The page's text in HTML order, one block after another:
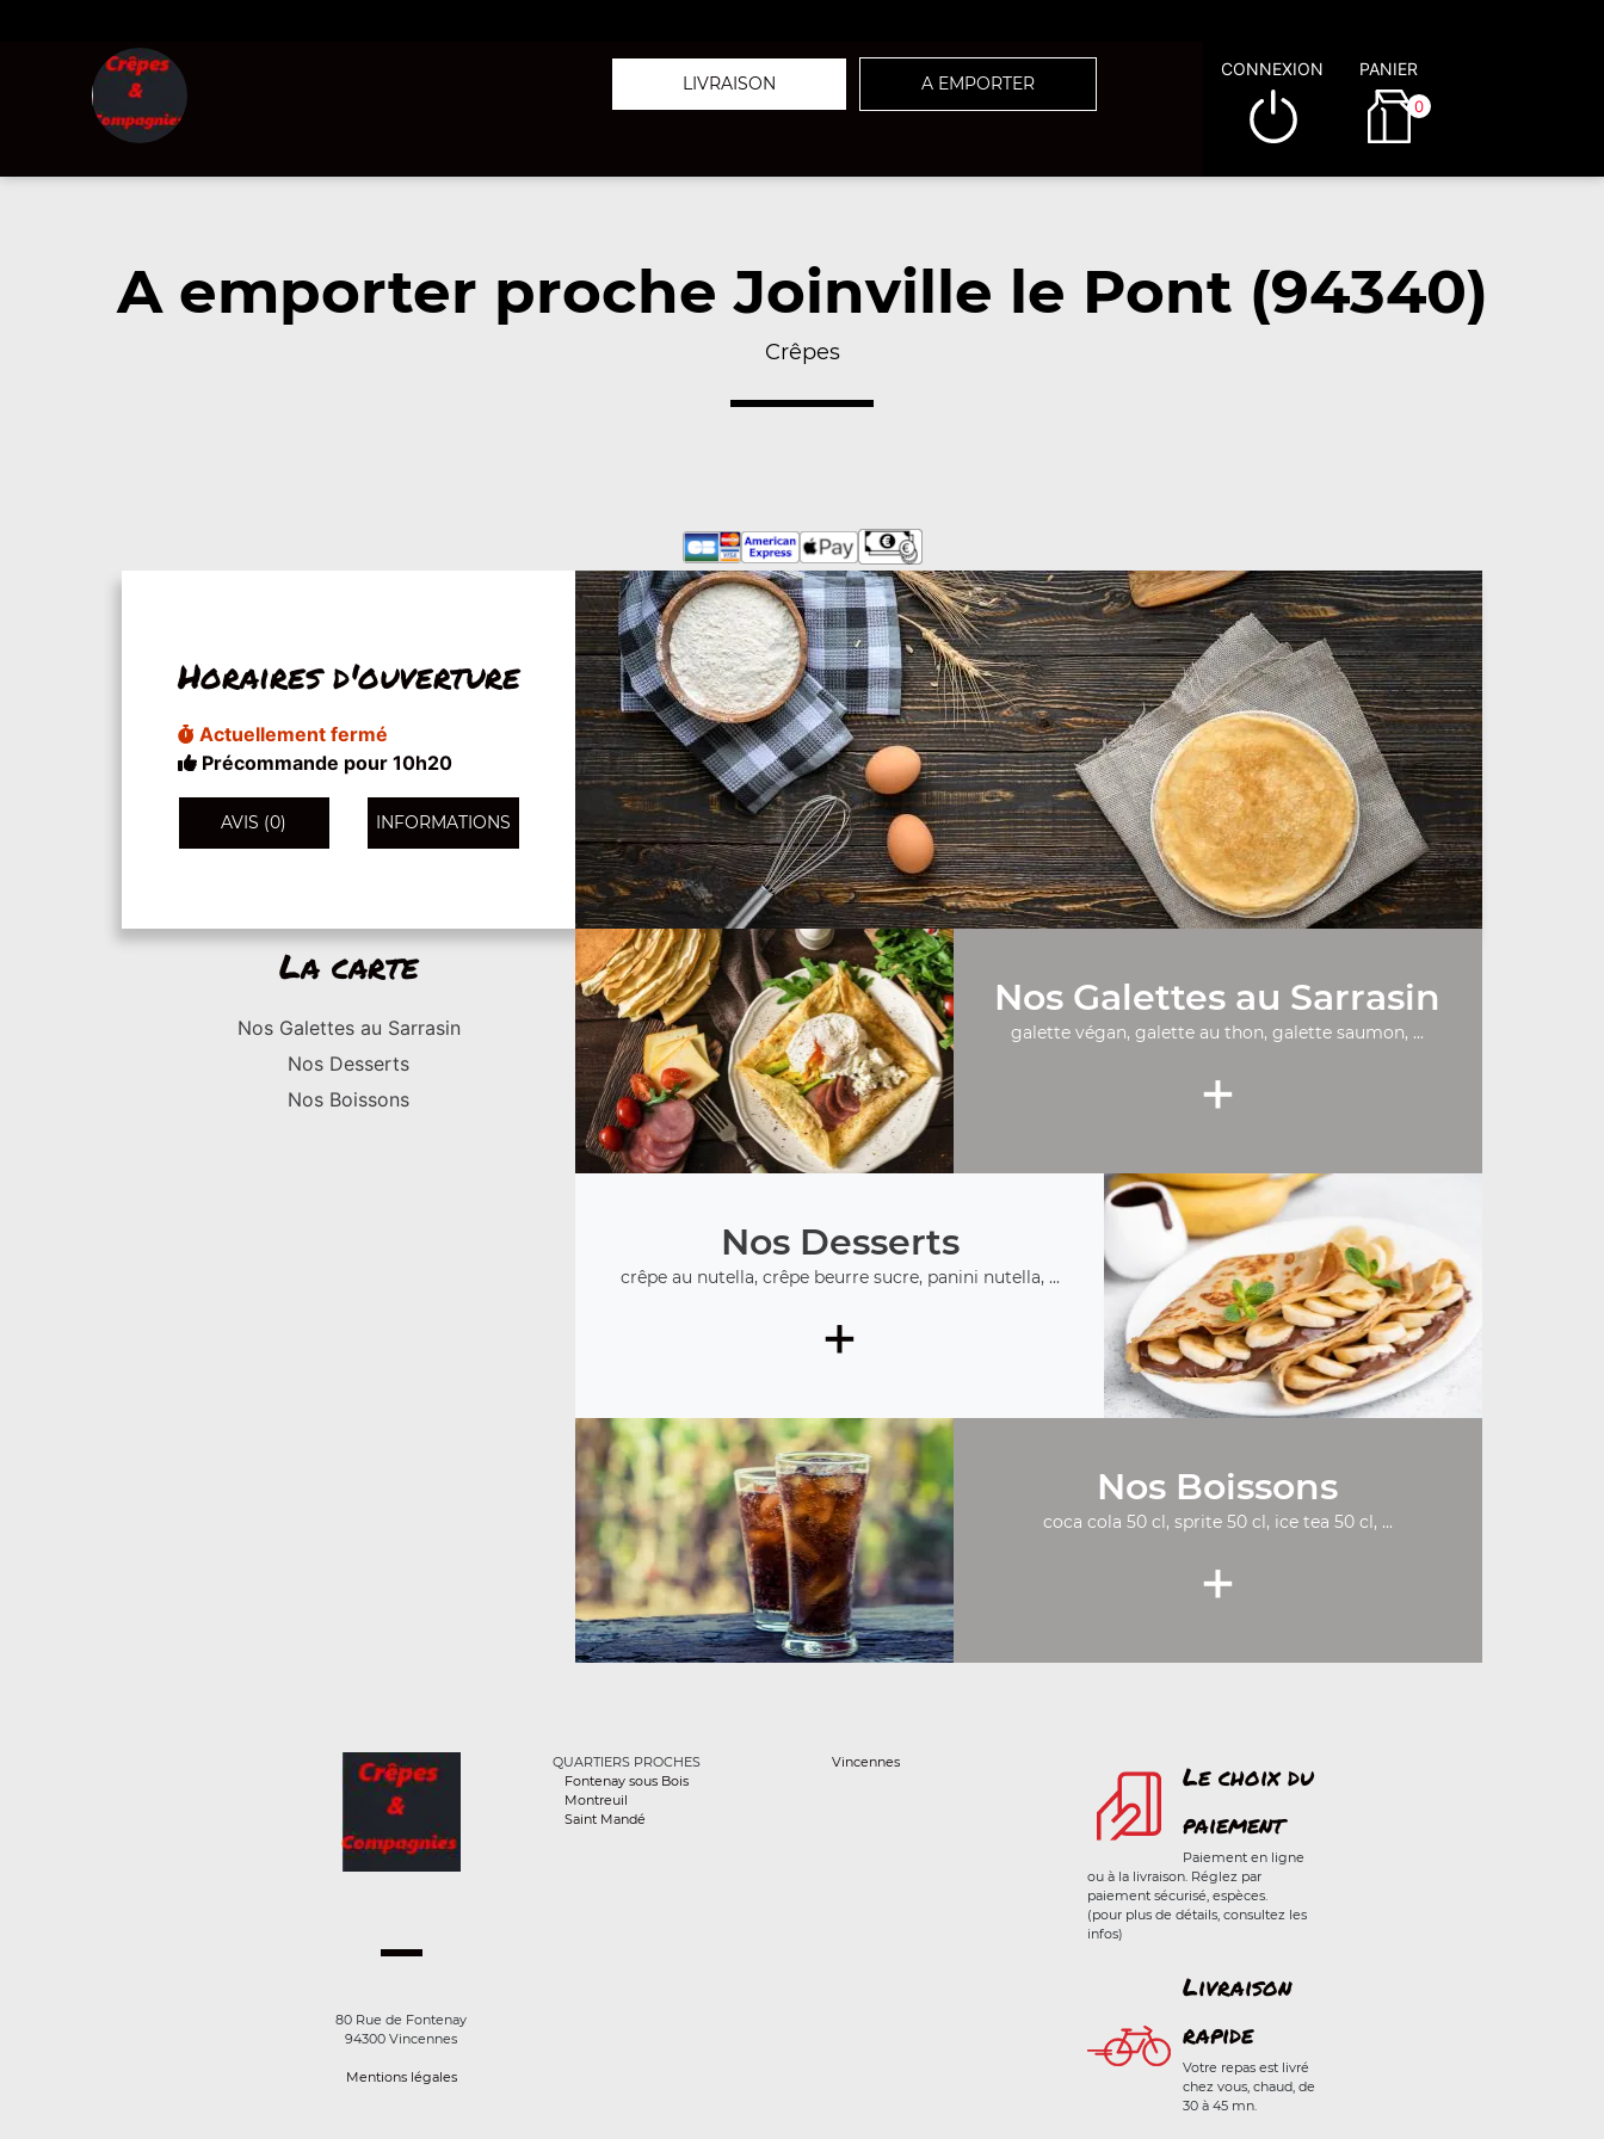
LIVRAISON A EMPORTER
CONNEXION PANIER
0
A emporter proche Joinville le Pont (94340)
Crêpes
Horaires d'ouverture
Actuellement fermé
Précommande pour 10h20
AVIS (0) INFORMATIONS
La carte
Nos Galettes au Sarrasin
Nos Desserts
Nos Boissons
Nos Galettes au Sarrasin
galette végan, galette au thon, galette saumon, ...
+
Nos Desserts
crêpe au nutella, crêpe beurre sucre, panini nutella, ...
+
Nos Boissons
coca cola 50 cl, sprite 50 cl, ice tea 50 cl, ...
+
80 Rue de Fontenay
94300 Vincennes
Mentions légales
QUARTIERS PROCHES
Fontenay sous Bois
Montreuil
Saint Mandé
Vincennes
Le choix du
paiement
Paiement en ligne
ou à la livraison. Réglez par
paiement sécurisé, espèces.
(pour plus de détails, consultez les
infos)
Livraison
rapide
Votre repas est livré
chez vous, chaud, de
30 à 45 mn.